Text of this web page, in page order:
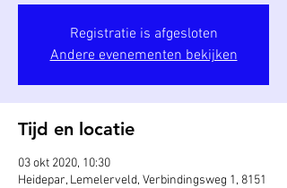
Registratie is afgesloten
Andere evenementen bekijken
Tijd en locatie
03 okt 2020, 10:30
Heidepar, Lemelerveld, Verbindingsweg 1, 8151